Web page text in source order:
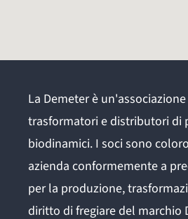
La Demeter è
trasformatori e distributori di
biodinamici. I soci sono
azienda conformemente a
per la produzione,
diritto di fregiare del